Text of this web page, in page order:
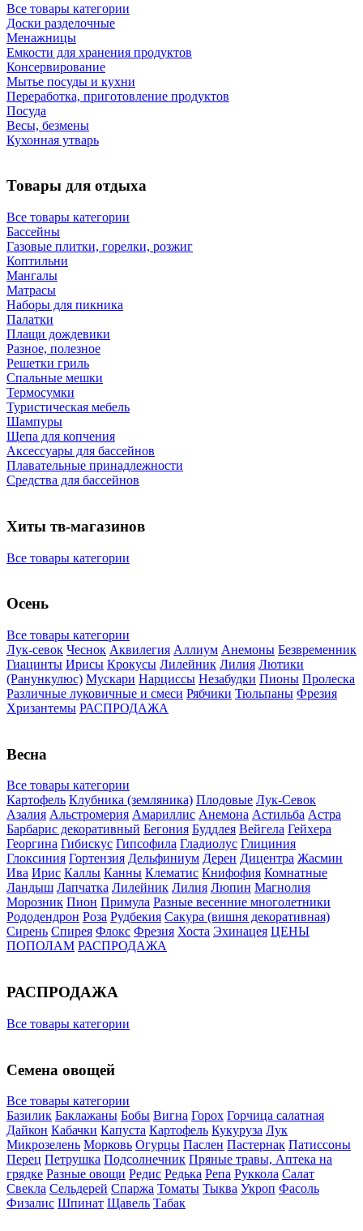
Все товары категории
Доски разделочные
Менажницы
Емкости для хранения продуктов
Консервирование
Мытье посуды и кухни
Переработка, приготовление продуктов
Посуда
Весы, безмены
Кухонная утварь
Товары для отдыха
Все товары категории
Бассейны
Газовые плитки, горелки, розжиг
Коптильни
Мангалы
Матрасы
Наборы для пикника
Палатки
Плащи дождевики
Разное, полезное
Решетки гриль
Спальные мешки
Термосумки
Туристическая мебель
Шампуры
Щепа для копчения
Аксессуары для бассейнов
Плавательные принадлежности
Средства для бассейнов
Хиты тв-магазинов
Все товары категории
Осень
Все товары категории
Лук-севок Чеснок Аквилегия Аллиум Анемоны Безвременник
Гиацинты Ирисы Крокусы Лилейник Лилия Лютики
(Ранункулюс) Мускари Нарцисcы Незабудки Пионы Пролеска
Различные луковичные и смеси Рябчики Тюльпаны Фрезия
Хризантемы РАСПРОДАЖА
Весна
Все товары категории
Картофель Клубника (земляника) Плодовые Лук-Севок
Азалия Альстромерия Амариллис Анемона Астильба Астра
Барбарис декоративный Бегония Буддлея Вейгела Гейхера
Георгина Гибискус Гипсофила Гладиолус Глициния
Глоксиния Гортензия Дельфиниум Дерен Дицентра Жасмин
Ива Ирис Каллы Канны Клематис Книфофия Комнатные
Ландыш Лапчатка Лилейник Лилия Люпин Магнолия
Морозник Пион Примула Разные весенние многолетники
Рододендрон Роза Рудбекия Сакура (вишня декоративная)
Сирень Спирея Флокс Фрезия Хоста Эхинацея ЦЕНЫ
ПОПОЛАМ РАСПРОДАЖА
РАСПРОДАЖА
Все товары категории
Семена овощей
Все товары категории
Базилик Баклажаны Бобы Вигна Горох Горчица салатная
Дайкон Кабачки Капуста Картофель Кукуруза Лук
Микрозелень Морковь Огурцы Паслен Пастернак Патиссоны
Перец Петрушка Подсолнечник Пряные травы, Аптека на
грядке Разные овощи Редис Редька Репа Руккола Салат
Свекла Сельдерей Спаржа Томаты Тыква Укроп Фасоль
Физалис Шпинат Щавель Табак